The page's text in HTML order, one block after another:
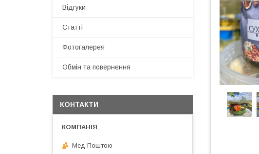
Відгуки
Статті
Фотогалерея
Обмін та повернення
КОНТАКТИ
Мед Поштою